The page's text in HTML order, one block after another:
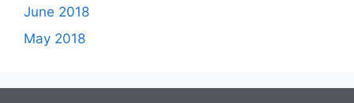
June 2018
May 2018